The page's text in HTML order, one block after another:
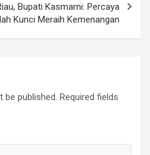
Bupati Kasmarni: Percaya
Kunci Meraih Kemenangan
be published. Required fields